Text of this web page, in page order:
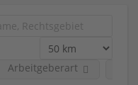
Arbeitgeberart